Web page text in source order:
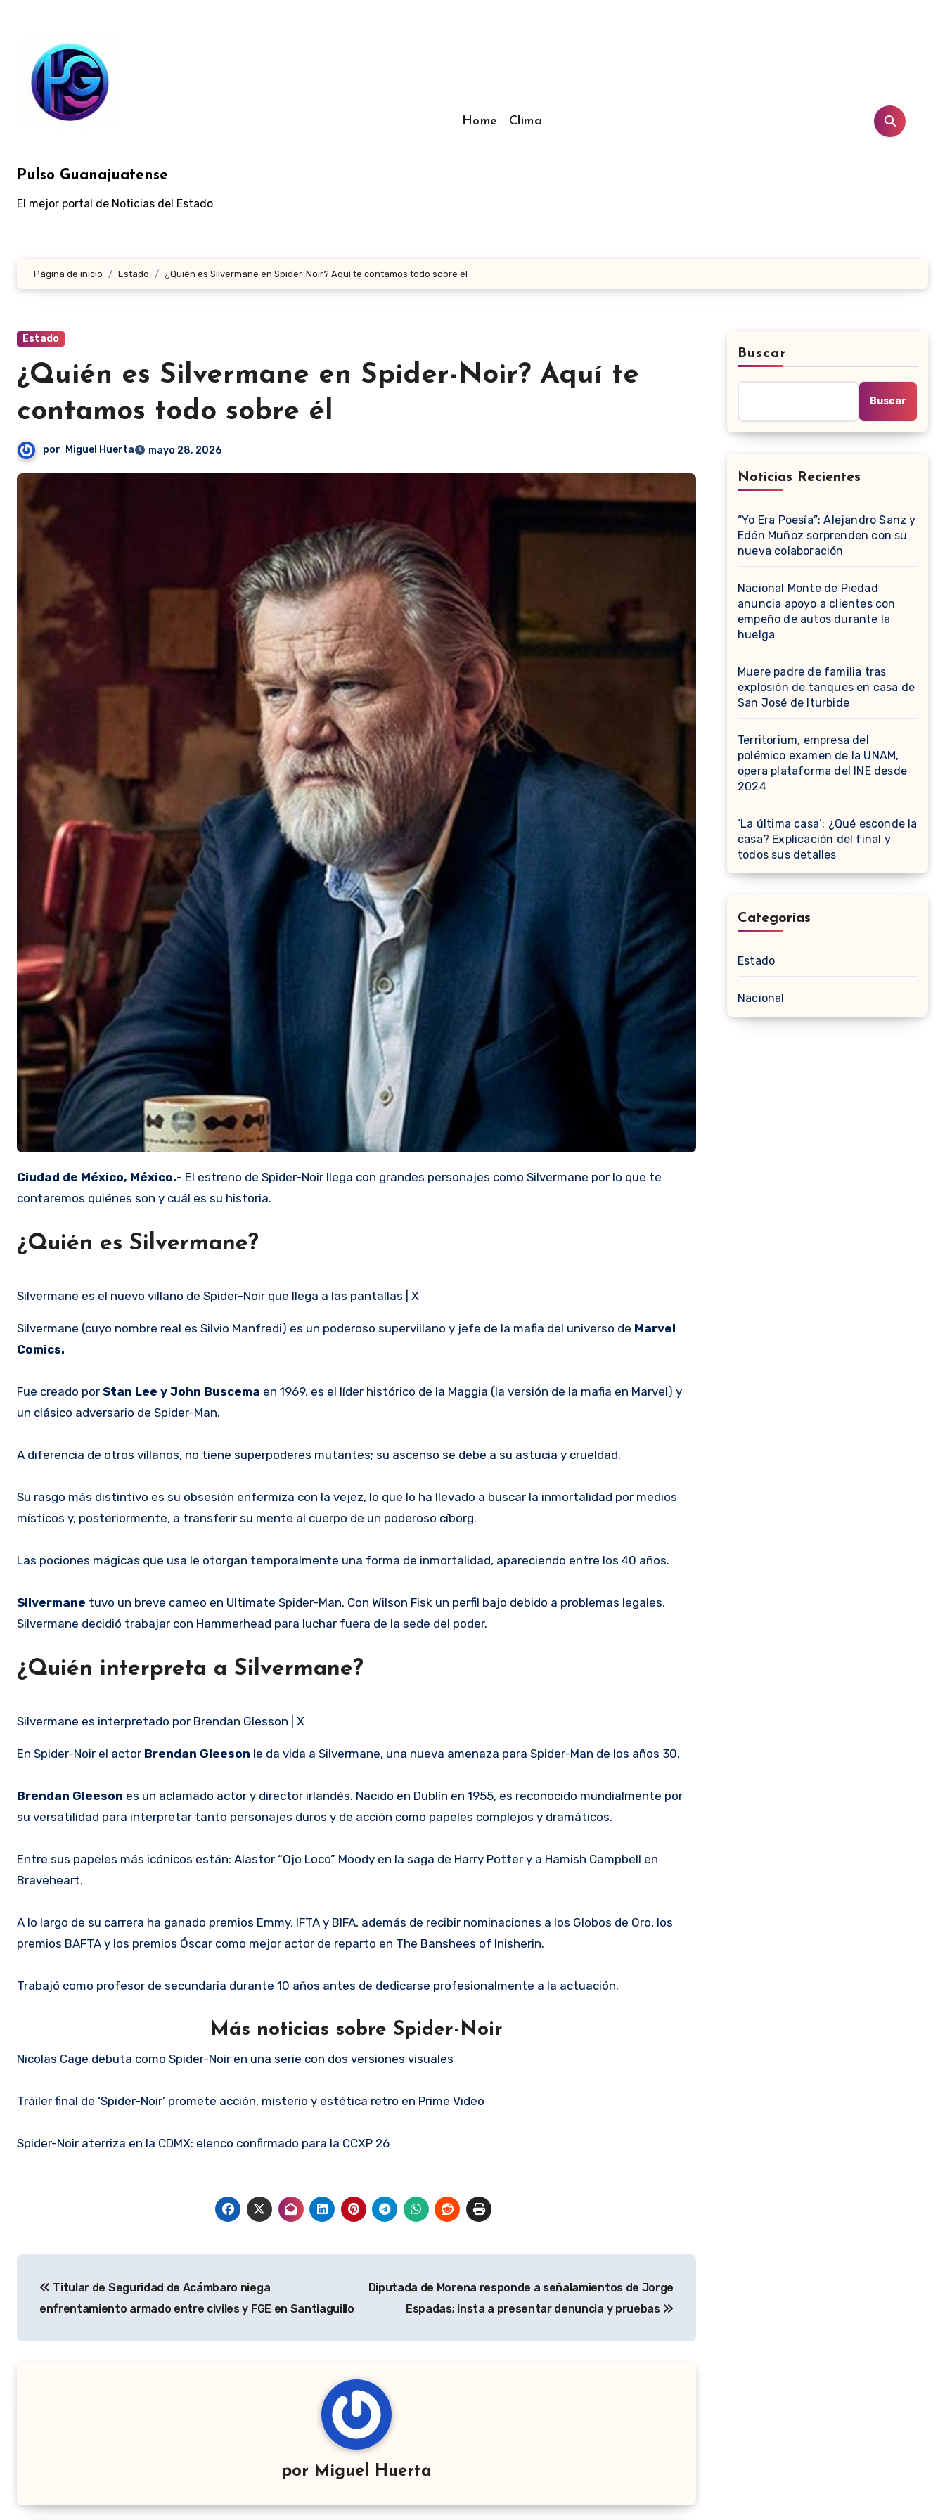
contenido
Pulso Guanajuatense
El mejor portal de Noticias del Estado
Home Clima
Página de inicio Estado ¿Quién es Silvermane en Spider-Noir? Aquí te contamos todo sobre él
Estado
¿Quién es Silvermane en Spider-Noir? Aquí te
contamos todo sobre él
por Miguel Huerta mayo 28, 2026
Ciudad de México, México.- El estreno de Spider-Noir llega con grandes personajes como Silvermane por lo que te
contaremos quiénes son y cuál es su historia.
¿Quién es Silvermane?
Silvermane es el nuevo villano de Spider-Noir que llega a las pantallas | X
Silvermane (cuyo nombre real es Silvio Manfredi) es un poderoso supervillano y jefe de la mafia del universo de Marvel
Comics.
Fue creado por Stan Lee y John Buscema en 1969, es el líder histórico de la Maggia (la versión de la mafia en Marvel) y
un clásico adversario de Spider-Man.
A diferencia de otros villanos, no tiene superpoderes mutantes; su ascenso se debe a su astucia y crueldad.
Su rasgo más distintivo es su obsesión enfermiza con la vejez, lo que lo ha llevado a buscar la inmortalidad por medios
místicos y, posteriormente, a transferir su mente al cuerpo de un poderoso cíborg.
Las pociones mágicas que usa le otorgan temporalmente una forma de inmortalidad, apareciendo entre los 40 años.
Silvermane tuvo un breve cameo en Ultimate Spider-Man. Con Wilson Fisk un perfil bajo debido a problemas legales,
Silvermane decidió trabajar con Hammerhead para luchar fuera de la sede del poder.
¿Quién interpreta a Silvermane?
Silvermane es interpretado por Brendan Glesson | X
En Spider-Noir el actor Brendan Gleeson le da vida a Silvermane, una nueva amenaza para Spider-Man de los años 30.
Brendan Gleeson es un aclamado actor y director irlandés. Nacido en Dublín en 1955, es reconocido mundialmente por
su versatilidad para interpretar tanto personajes duros y de acción como papeles complejos y dramáticos.
Entre sus papeles más icónicos están: Alastor “Ojo Loco” Moody en la saga de Harry Potter y a Hamish Campbell en
Braveheart.
A lo largo de su carrera ha ganado premios Emmy, IFTA y BIFA, además de recibir nominaciones a los Globos de Oro, los
premios BAFTA y los premios Óscar como mejor actor de reparto en The Banshees of Inisherin.
Trabajó como profesor de secundaria durante 10 años antes de dedicarse profesionalmente a la actuación.
Más noticias sobre Spider-Noir
Nicolas Cage debuta como Spider-Noir en una serie con dos versiones visuales
Tráiler final de ‘Spider-Noir’ promete acción, misterio y estética retro en Prime Video
Spider-Noir aterriza en la CDMX: elenco confirmado para la CCXP 26
de
Titular de Seguridad de Acámbaro niega
enfrentamiento armado entre civiles y FGE en Santiaguillo
Diputada de Morena responde a señalamientos de Jorge
Espadas; insta a presentar denuncia y pruebas
por Miguel Huerta
Buscar
Buscar
Noticias Recientes
“Yo Era Poesía”: Alejandro Sanz y
Edén Muñoz sorprenden con su
nueva colaboración
Nacional Monte de Piedad
anuncia apoyo a clientes con
empeño de autos durante la
huelga
Muere padre de familia tras
explosión de tanques en casa de
San José de Iturbide
Territorium, empresa del
polémico examen de la UNAM,
opera plataforma del INE desde
2024
‘La última casa’: ¿Qué esconde la
casa? Explicación del final y
todos sus detalles
Categorias
Estado
Nacional